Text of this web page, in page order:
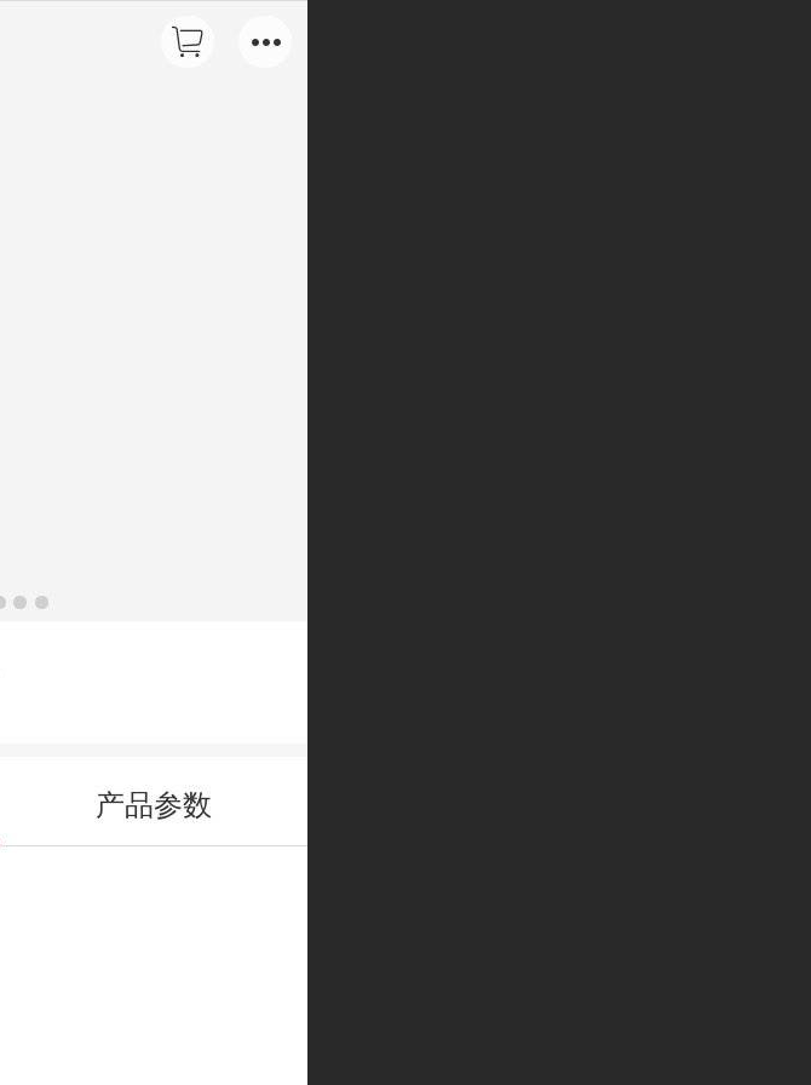
产品参数